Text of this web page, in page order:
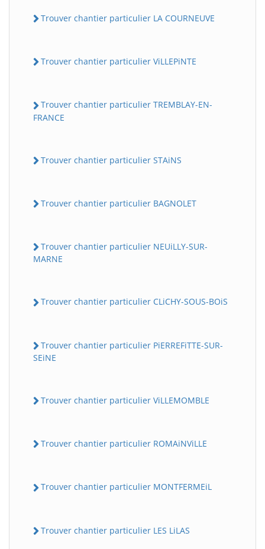
Trouver chantier particulier LA COURNEUVE
Trouver chantier particulier ViLLEPiNTE
Trouver chantier particulier TREMBLAY-EN-
FRANCE
Trouver chantier particulier STAiNS
Trouver chantier particulier BAGNOLET
Trouver chantier particulier NEUiLLY-SUR-
MARNE
Trouver chantier particulier CLiCHY-SOUS-BOiS
Trouver chantier particulier PiERREFiTTE-SUR-
SEiNE
Trouver chantier particulier ViLLEMOMBLE
Trouver chantier particulier ROMAiNViLLE
Trouver chantier particulier MONTFERMEiL
Trouver chantier particulier LES LiLAS